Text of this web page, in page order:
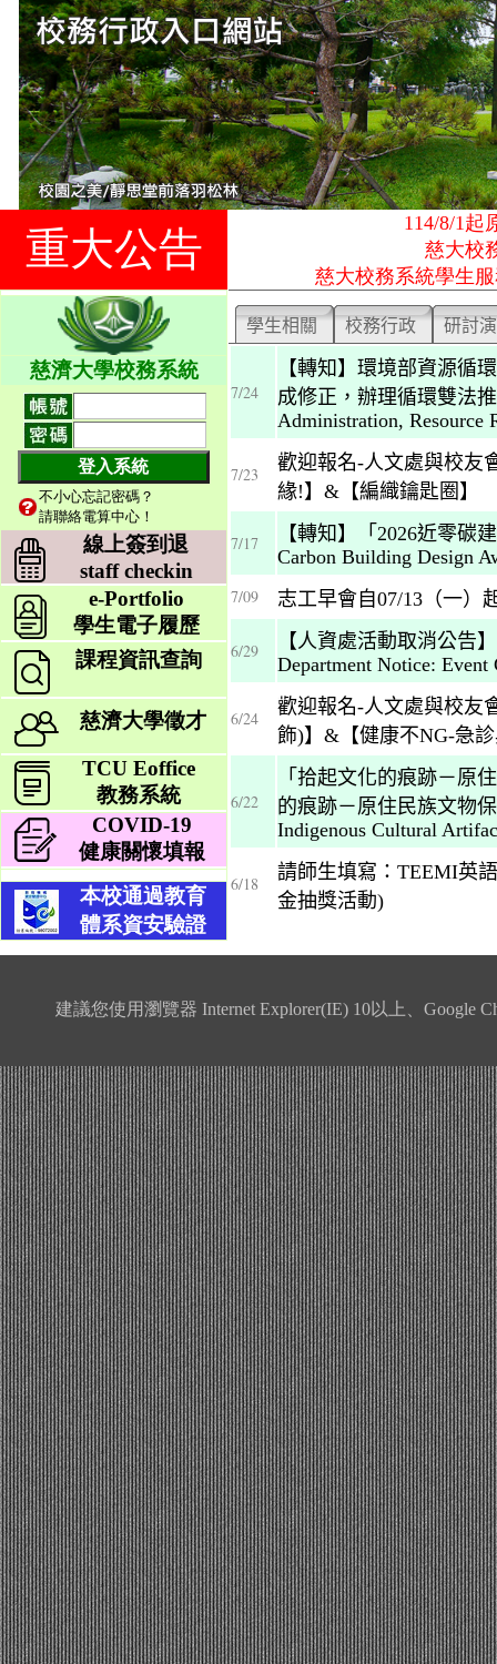
重大公告
114/8/1起
慈大校
慈大校務系統學生
慈濟大學校務系統
不小心忘記密碼？
請聯絡電算中心！
線上簽到退
staff checkin
e-Portfolio
學生電子履歷
課程資訊查詢
慈濟大學徵才
TCU Eoffice
教務系統
COVID-19
健康關懷填報
本校通過教育
體系資安驗證
建議您使用瀏覽器 Internet Explorer(IE) 10以上、Google